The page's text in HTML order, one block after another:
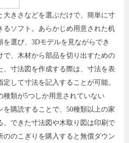
大きさなどを選ぶだけで、簡単に寸
るソフト。あらかじめ用意された机
選び、3Dモデルを見ながらでき
で、木材から部品を切り出すための
、寸法図を作成する際は、寸法を表
して寸法を記入することが可能。
種類が5つしか用意されていない
購読することで、50種類以上の家
。できた寸法図や木取り図は印刷で
ののこぎりを購入すると無償ダウン